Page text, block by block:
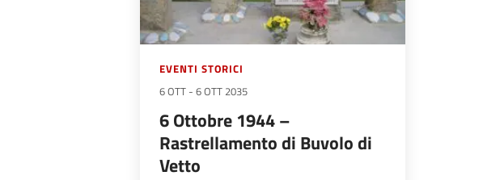
EVENTI STORICI
6 OTT - 6 OTT 2035
6 Ottobre 1944 –
Rastrellamento di Buvolo di
Vetto